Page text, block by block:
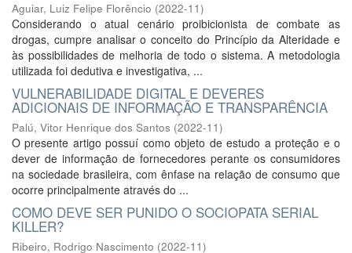
Aguiar, Luiz Felipe Florêncio (2022-11)
Considerando o atual cenário proibicionista de combate as
drogas, cumpre analisar o conceito do Princípio da Alteridade e
às possibilidades de melhoria de todo o sistema. A metodologia
utilizada foi dedutiva e investigativa, ...
VULNERABILIDADE DIGITAL E DEVERES
ADICIONAIS DE INFORMAÇÃO E TRANSPARÊNCIA
Palú, Vitor Henrique dos Santos (2022-11)
O presente artigo possuí como objeto de estudo a proteção e o
dever de informação de fornecedores perante os consumidores
na sociedade brasileira, com ênfase na relação de consumo que
ocorre principalmente através do ...
COMO DEVE SER PUNIDO O SOCIOPATA SERIAL
KILLER?
Ribeiro, Rodrigo Nascimento (2022-11)